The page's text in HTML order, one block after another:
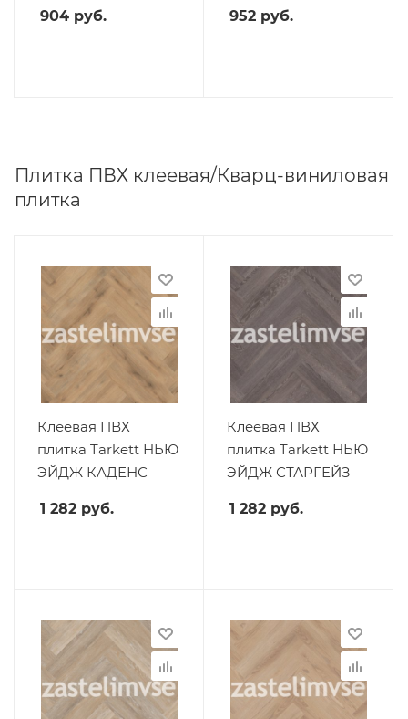
904 руб. 952 руб.
Плитка ПВХ клеевая/Кварц-виниловая
плитка
Клеевая ПВХ
плитка Tarkett НЬЮ
ЭЙДЖ КАДЕНС
1 282 руб.
Клеевая ПВХ
плитка Tarkett НЬЮ
ЭЙДЖ СТАРГЕЙЗ
1 282 руб.